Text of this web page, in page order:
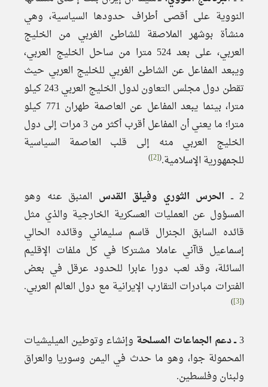
النووية على أقصى أطراف حدودها السياسية، وهي
منشأة بوشهر الملاصقة للشاطئ الغربي من الخليج
العربي، على بعد 524 مترا من ساحل الخليج العربي،
ويبعد المفاعل عن الشاطئ الغربي للخليج العربي حيث
تقطن دول مجلس التعاون لدول الخليج العربي 243 كيلو
مترا، بينما يبعد المفاعل عن العاصمة طهران 771 كيلو
مترا؛ ما يعني أن المفاعل أقرب أكثر من 3 مرات إلى دول
الخليج العربي منه إلى قلب العاصمة السياسية
للجمهورية الإسلامية.(
[2]
)
2 ــ الحرس الثوري وفيلق القدس المنبق عنه وهو
المسؤول عن العمليات العسكرية الخارجية والذي مثل
قائده السابق الجنرال قاسم سليماني وقائده الحالي
إسماعيل قاآني عاملا مشتركا في كل ملفات الإقليم
السائلة، وقد لعب دورا عابرا للحدود عرقل في بعض
الفترات مبادرات التقارب الإيرانية مع دول العالم العربي.
(
[3]
)
3ــ دعم الجماعات المسلحة وإنشاء وتوطين الميليشيات
المحمولة جوا، وهو ما حدث في اليمن وسوريا والعراق
ولبنان وفلسطين.